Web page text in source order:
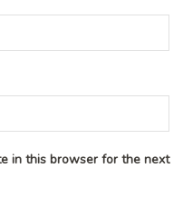
in this browser for the next